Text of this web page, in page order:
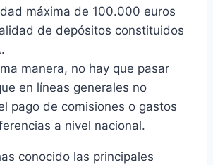
máxima de 100.000 euros
de depósitos constituidos
manera, no hay que pasar
en líneas generales no
pago de comisiones o gastos
a nivel nacional.
conocido las principales